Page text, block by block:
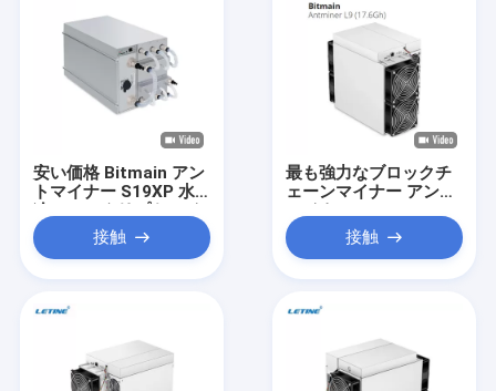
安い価格 Bitmain アン
トマイナー S19XP 水
ナー S19 XP Hyd 255T
246T 20.8W ビットコ
接触
最も強力なブロックチ
ェーンマイナー アント
16.2GH/S 0.21J/M マ
イニング LTC DOGE
接触